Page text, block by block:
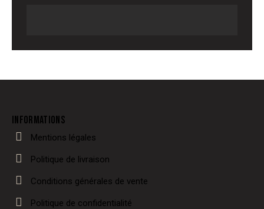
INFORMATIONS
Mentions légales
Politique de livraison
Conditions générales de vente
Politique de confidentialité